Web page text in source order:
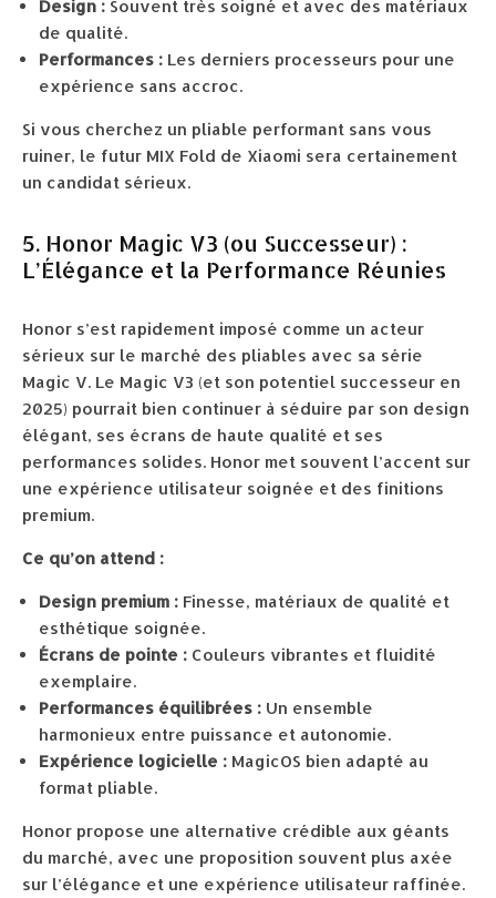
Design : Souvent très soigné et avec des matériaux
de qualité.
Performances : Les derniers processeurs pour une
expérience sans accroc.
Si vous cherchez un pliable performant sans vous
ruiner, le futur MIX Fold de Xiaomi sera certainement
un candidat sérieux.
5. Honor Magic V3 (ou Successeur) :
L’Élégance et la Performance Réunies
Honor s’est rapidement imposé comme un acteur
sérieux sur le marché des pliables avec sa série
Magic V. Le Magic V3 (et son potentiel successeur en
2025) pourrait bien continuer à séduire par son design
élégant, ses écrans de haute qualité et ses
performances solides. Honor met souvent l’accent sur
une expérience utilisateur soignée et des finitions
premium.
Ce qu’on attend :
Design premium : Finesse, matériaux de qualité et
esthétique soignée.
Écrans de pointe : Couleurs vibrantes et fluidité
exemplaire.
Performances équilibrées : Un ensemble
harmonieux entre puissance et autonomie.
Expérience logicielle : MagicOS bien adapté au
format pliable.
Honor propose une alternative crédible aux géants
du marché, avec une proposition souvent plus axée
sur l’élégance et une expérience utilisateur raffinée.